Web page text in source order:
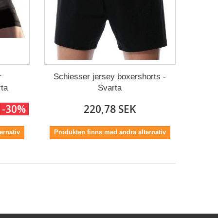
-30%
Schiesser jersey boxershorts -
Svarta
220,78 SEK
Produkten finns med andra alternativ